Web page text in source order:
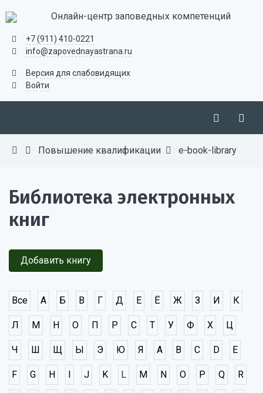
Онлайн-центр заповедных компетенций
+7 (911) 410-0221
info@zapovednayastrana.ru
Версия для слабовидящих
Войти
Повышение квалификации e-book-library
Библиотека электронных
книг
Добавить книгу
Все А Б В Г Д Е Ё Ж З И К
Л М Н О П Р С Т У Ф Х Ц
Ч Ш Щ Ы Э Ю Я A B C D E
F G H I J K L M N O P Q R